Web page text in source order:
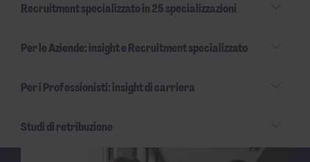
Recruitment specializzato in 25 specializzazioni
Per le Aziende: insight e Recruitment specializzato
Per i Professionisti: insight di carriera
Studi di retribuzione